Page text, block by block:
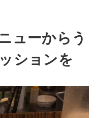
ューからう
ションを